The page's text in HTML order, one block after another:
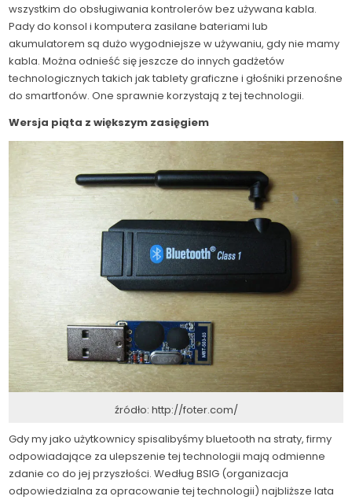
wszystkim do obsługiwania kontrolerów bez używana kabla.
Pady do konsol i komputera zasilane bateriami lub
akumulatorem są dużo wygodniejsze w używaniu, gdy nie mamy
kabla. Można odnieść się jeszcze do innych gadżetów
technologicznych takich jak tablety graficzne i głośniki przenośne
do smartfonów. One sprawnie korzystają z tej technologii.
Wersja piąta z większym zasięgiem
źródło: http://foter.com/
Gdy my jako użytkownicy spisalibyśmy bluetooth na straty, firmy
odpowiadające za ulepszenie tej technologii mają odmienne
zdanie co do jej przyszłości. Według BSIG (organizacja
odpowiedzialna za opracowanie tej technologii) najbliższe lata